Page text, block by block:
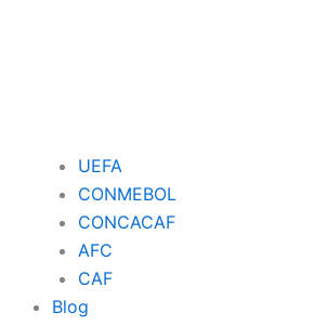
UEFA
CONMEBOL
CONCACAF
AFC
CAF
Blog